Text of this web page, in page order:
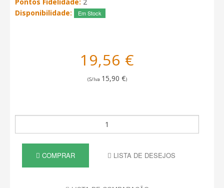
Disponibilidade:
Em Stock
19,56 €
(S/Iva 15,90 €)
COMPRAR LISTA DE DESEJOS